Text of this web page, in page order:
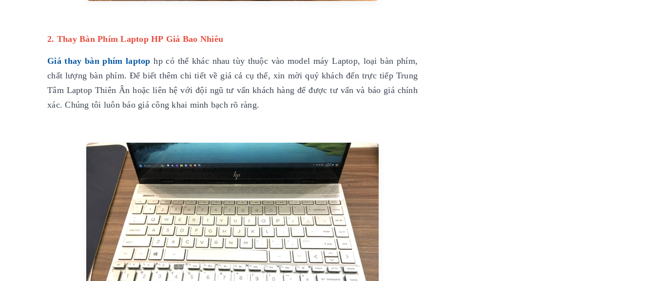
2. Thay Bàn Phím Laptop HP Giá Bao Nhiêu
Giá thay bàn phím laptop hp có thể khác nhau tùy thuộc vào model máy Laptop, loại bàn phím,
chất lượng bàn phím. Để biết thêm chi tiết về giá cả cụ thể, xin mời quý khách đến trực tiếp Trung
Tâm Laptop Thiên Ân hoặc liên hệ với đội ngũ tư vấn khách hàng để được tư vấn và báo giá chính
xác. Chúng tôi luôn báo giá công khai minh bạch rõ ràng.